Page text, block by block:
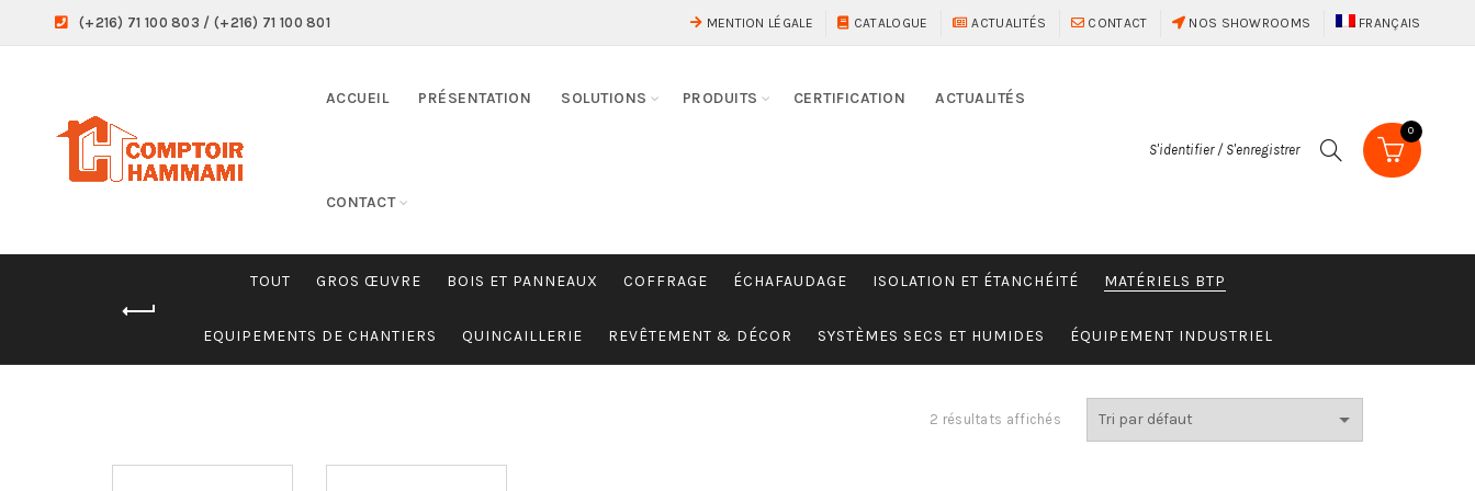
(+216) 71 100 803 / (+216) 71 100 801 MENTION LÉGALE CATALOGUE ACTUALITÉS CONTACT NOS SHOWROOMS FRANÇAIS
ACCUEIL PRÉSENTATION SOLUTIONS PRODUITS CERTIFICATION ACTUALITÉS
CONTACT
S'identifier / S'enregistrer
0
TOUT GROS ŒUVRE BOIS ET PANNEAUX COFFRAGE ÉCHAFAUDAGE ISOLATION ET ÉTANCHÉITÉ MATÉRIELS BTP
EQUIPEMENTS DE CHANTIERS QUINCAILLERIE REVÊTEMENT & DÉCOR SYSTÈMES SECS ET HUMIDES ÉQUIPEMENT INDUSTRIEL
2 résultats affichés